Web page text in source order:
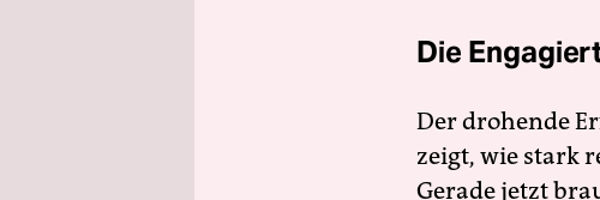
Die
Der drohende
zeigt, wie stark
Gerade jetzt